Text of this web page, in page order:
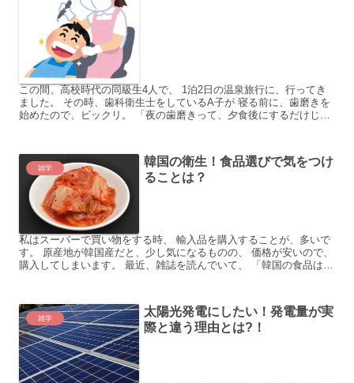
この間、高校時代の同級生4人で、 1泊2日の温泉旅行に、行ってき
ました。 その時、歯科衛生士をしているA子が 寝る前に、歯磨きを
始めたので、ビックリ。 「夜の歯磨きって、夕食後にするだけじゃ
雑学
韓国の衛生！食品選びで気をつけ
ることは？
私はスーパーで買い物をする時、 輸入品を購入することが、多いで
す。 原産地が韓国産だと、少し気になるものの、 価格が安いので、
購入してしまいます。 最近、雑誌を読んでいて、 「韓国の食品は不
雑学
太陽光発電にしたい！発電量が実
際と違う理由とは?！